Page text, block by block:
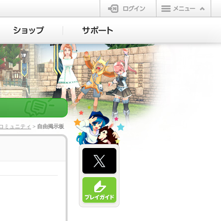
ログイン
コミュニティ > 自由掲示板